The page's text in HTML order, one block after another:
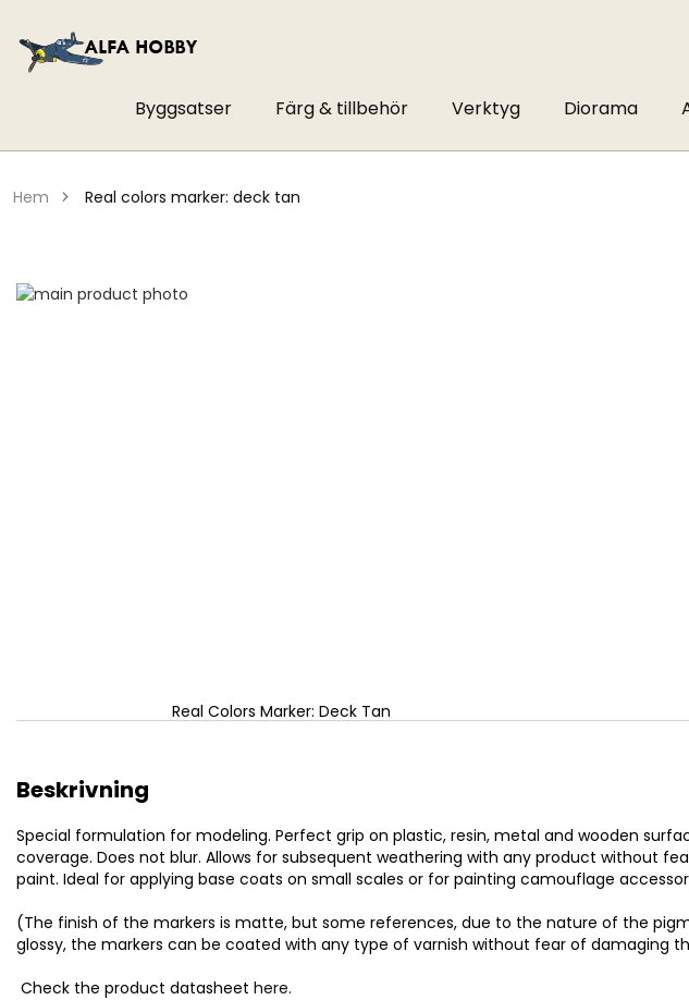
Byggsatser Färg & tillbehör Verktyg Diorama
hem real colors marker: deck tan
Hoppa
Real Colors Marker: Deck Tan
Beskrivning
Special formulation for modeling. Perfect grip on plastic, resin, metal and wooden
coverage. Does not blur. Allows for subsequent weathering with any product without
paint. Ideal for applying base coats on small scales or for painting camouflage
(The finish of the markers is matte, but some references, due to the nature of the
glossy, the markers can be coated with any type of varnish without fear of damaging
Check the product datasheet here.